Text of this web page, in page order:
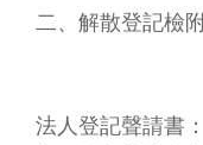
二、解散登記檢
法人登記聲請書